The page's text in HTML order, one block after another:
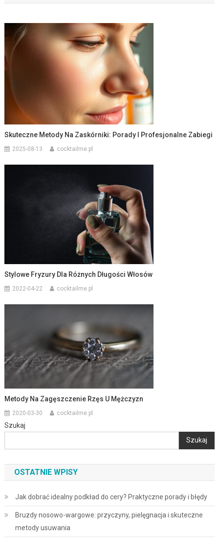
Skuteczne Metody Na Zaskórniki: Porady I Profesjonalne Zabiegi
2025-08-13 cocktailme.pl
Stylowe Fryzury Dla Różnych Długości Włosów
2022-04-22 cocktailme.pl
Metody Na Zagęszczenie Rzęs U Mężczyzn
2020-03-30 cocktailme.pl
Szukaj
Szukaj
OSTATNIE WPISY
Jak dobrać idealny podkład do cery? Praktyczne porady i błędy
Bruzdy nosowo-wargowe: przyczyny, pielęgnacja i skuteczne
metody usuwania